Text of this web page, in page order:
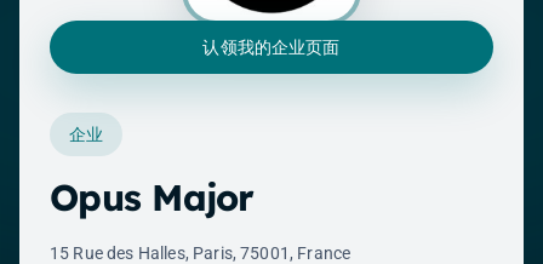
认领我的企业页面
企业
Opus Major
15 Rue des Halles, Paris, 75001, France